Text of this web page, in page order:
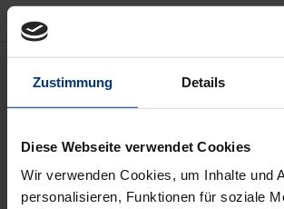
Zustimmung Details
Diese Webseite verwendet Cookies
Wir verwenden Cookies, um Inhalte und
personalisieren, Funktionen für soziale
Beschreibung
Kommunismus wächst unaufhörlich.
meisten Autoren politische,
wirtschaftliche Faktoren